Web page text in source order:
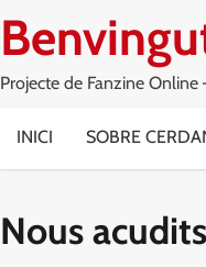
to
Projecte de Fanzine
INICI SOBRE
Nous